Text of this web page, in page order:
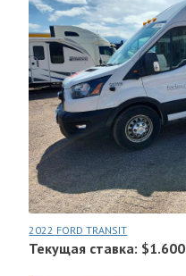
2022 FORD TRANSIT
Текущая ставка: $1.600